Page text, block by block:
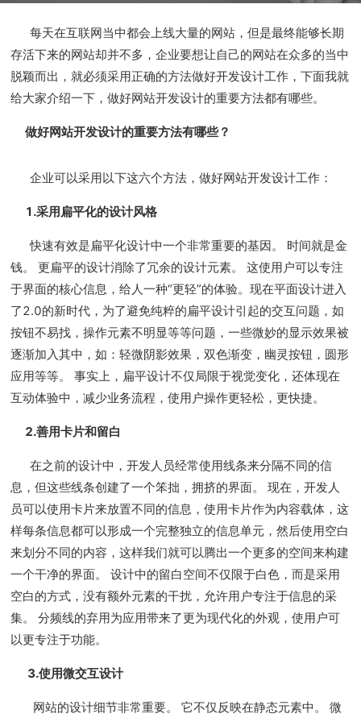
每天在互联网当中都会上线大量的网站，但是最终能够长期
存活下来的网站却并不多，企业要想让自己的网站在众多的当中
脱颖而出，就必须采用正确的方法做好开发设计工作，下面我就
给大家介绍一下，做好网站开发设计的重要方法都有哪些。
做好网站开发设计的重要方法有哪些？
企业可以采用以下这六个方法，做好网站开发设计工作：
1.采用扁平化的设计风格
快速有效是扁平化设计中一个非常重要的基因。 时间就是金
钱。 更扁平的设计消除了冗余的设计元素。 这使用户可以专注
于界面的核心信息，给人一种“更轻”的体验。现在平面设计进入
了2.0的新时代，为了避免纯粹的扁平设计引起的交互问题，如
按钮不易找，操作元素不明显等等问题，一些微妙的显示效果被
逐渐加入其中，如：轻微阴影效果，双色渐变，幽灵按钮，圆形
应用等等。 事实上，扁平设计不仅局限于视觉变化，还体现在
互动体验中，减少业务流程，使用户操作更轻松，更快捷。
2.善用卡片和留白
在之前的设计中，开发人员经常使用线条来分隔不同的信
息，但这些线条创建了一个笨拙，拥挤的界面。 现在，开发人
员可以使用卡片来放置不同的信息，使用卡片作为内容载体，这
样每条信息都可以形成一个完整独立的信息单元，然后使用空白
来划分不同的内容，这样我们就可以腾出一个更多的空间来构建
一个干净的界面。 设计中的留白空间不仅限于白色，而是采用
空白的方式，没有额外元素的干扰，允许用户专注于信息的采
集。 分频线的弃用为应用带来了更为现代化的外观，使用户可
以更专注于功能。
3.使用微交互设计
网站的设计细节非常重要。 它不仅反映在静态元素中。 微